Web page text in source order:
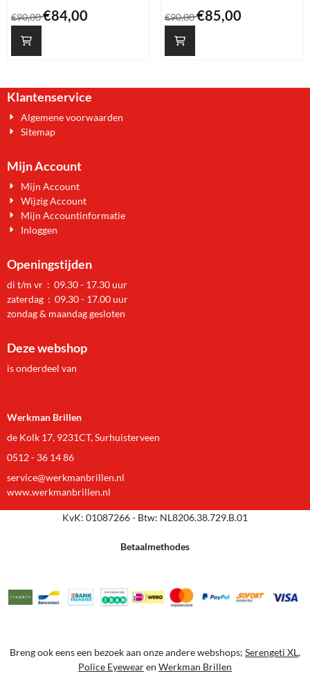
Van 90,00 voor 84,00
€90,00€84,00 Van 90,00 voor 85,00
€90,00€85,00
Klantenservice
Algemene voorwaarden
Sitemap
Mijn Account
Mijn Account
Wijzig Account
Mijn Accountinformatie
Inloggen
Openingstijden
di t/m vr : 09.30 - 17.30 uur
zaterdag : 09.30 - 17.00 uur
zondag & maandag gesloten
Deze webshop
is onderdeel van
Werkman Brillen
de Kolk 17, 9231CT, Surhuisterveen
0512 - 36 14 86
service@werkmanbrillen.nl
www.werkmanbrillen.nl
KvK: 01087266 - Btw: NL8206.38.729.B.01
Betaalmethodes
Breng ook eens een bezoek aan onze andere webshops; Serengeti XL,
Police Eyewearen Werkman Brillen